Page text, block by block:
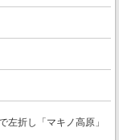
折し「マキノ高原」